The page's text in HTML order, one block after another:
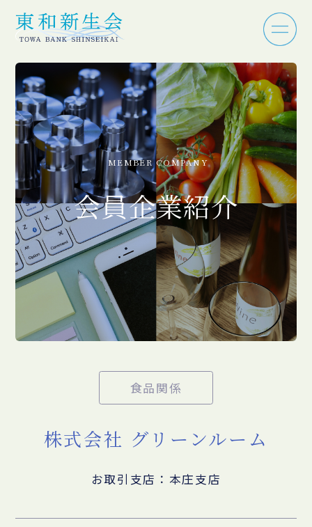
MEMBER COMPANY
会員企業紹介
食品関係
株式会社 グリーンルーム
お取引支店：本庄支店